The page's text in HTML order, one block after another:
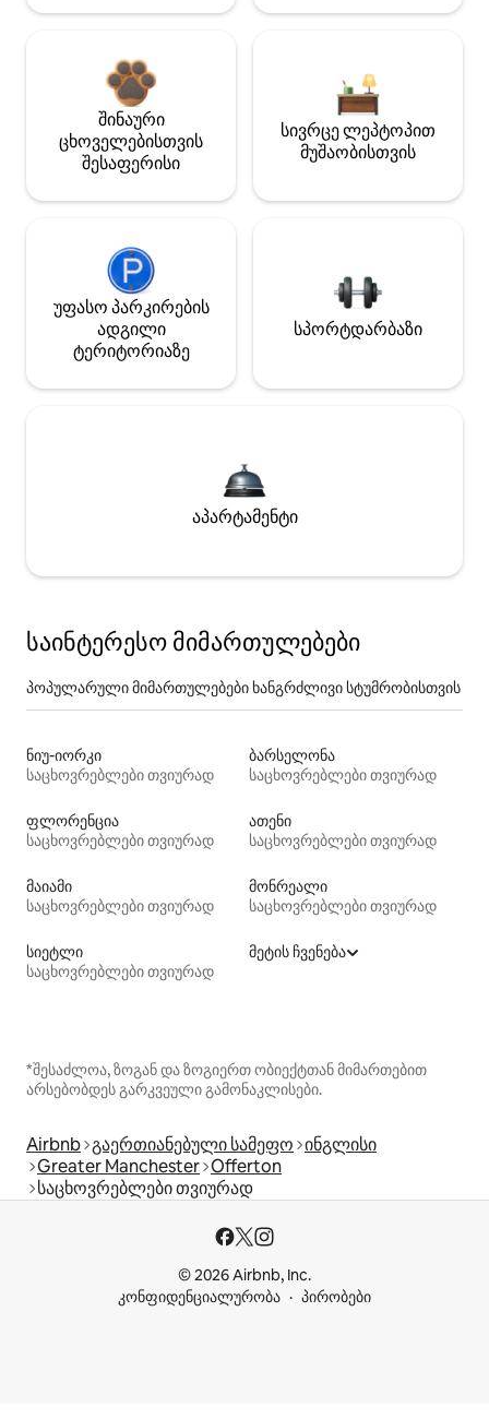
შინაური
ცხოველებისთვის
შესაფერისი
სივრცე ლეპტოპით
მუშაობისთვის
უფასო პარკირების
ადგილი
ტერიტორიაზე
სპორტდარბაზი
აპარტამენტი
საინტერესო მიმართულებები
პოპულარული მიმართულებები ხანგრძლივი სტუმრობისთვის
ნიუ-იორკი
საცხოვრებლები თვიურად
ბარსელონა
საცხოვრებლები თვიურად
ფლორენცია
საცხოვრებლები თვიურად
ათენი
საცხოვრებლები თვიურად
მაიამი
საცხოვრებლები თვიურად
მონრეალი
საცხოვრებლები თვიურად
სიეტლი
საცხოვრებლები თვიურად
მეტის ჩვენება
*შესაძლოა, ზოგან და ზოგიერთ ობიექტთან მიმართებით
არსებობდეს გარკვეული გამონაკლისები.
Airbnb გაერთიანებული სამეფო ინგლისი
Greater Manchester Offerton
საცხოვრებლები თვიურად
© 2026 Airbnb, Inc.
კონფიდენციალურობა
პირობები